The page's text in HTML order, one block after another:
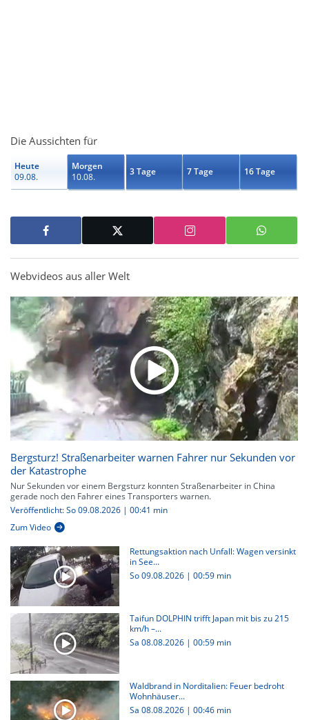
Die Aussichten für
Heute
09.08.
Morgen
10.08.
3 Tage 7 Tage 16 Tage
Webvideos aus aller Welt
Bergsturz! Straßenarbeiter warnen Fahrer nur Sekunden vor
der Katastrophe
Nur Sekunden vor einem Bergsturz konnten Straßenarbeiter in China
gerade noch den Fahrer eines Transporters warnen.
Veröffentlicht: So 09.08.2026 | 00:41 min
Zum Video
Rettungsaktion nach Unfall: Wagen versinkt
in See...
So 09.08.2026 | 00:59 min
Taifun DOLPHIN trifft Japan mit bis zu 215
km/h –...
Sa 08.08.2026 | 00:59 min
Waldbrand in Norditalien: Feuer bedroht
Wohnhäuser...
Sa 08.08.2026 | 00:46 min